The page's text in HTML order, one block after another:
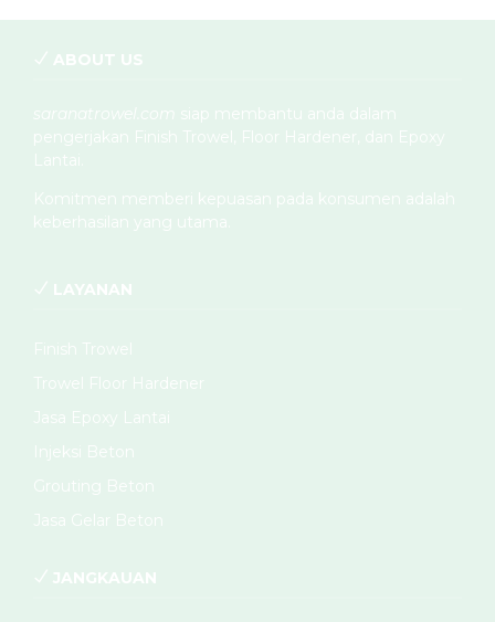
ABOUT US
saranatrowel.com siap membantu anda dalam
pengerjakan Finish Trowel, Floor Hardener, dan Epoxy
Lantai.
Komitmen memberi kepuasan pada konsumen adalah
keberhasilan yang utama.
LAYANAN
Finish Trowel
Trowel Floor Hardener
Jasa Epoxy Lantai
Injeksi Beton
Grouting Beton
Jasa Gelar Beton
JANGKAUAN